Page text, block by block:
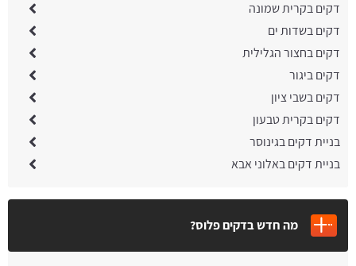
דקים בקרית שמונה
דקים בשדות ים
דקים בחצור הגלילית
דקים ביגור
דקים בשבי ציון
דקים בקרית טבעון
בניית דקים בגינוסר
בניית דקים באלוני אבא
מה חדש בדקים פלוס?